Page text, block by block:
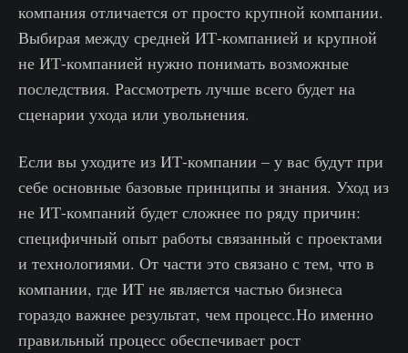
компания отличается от просто крупной компании.
Выбирая между средней ИТ-компанией и крупной
не ИТ-компанией нужно понимать возможные
последствия. Рассмотреть лучше всего будет на
сценарии ухода или увольнения.
Если вы уходите из ИТ-компании – у вас будут при
себе основные базовые принципы и знания. Уход из
не ИТ-компаний будет сложнее по ряду причин:
специфичный опыт работы связанный с проектами
и технологиями. От части это связано с тем, что в
компании, где ИТ не является частью бизнеса
гораздо важнее результат, чем процесс.Но именно
правильный процесс обеспечивает рост